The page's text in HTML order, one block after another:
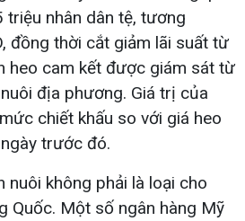
triệu nhân dân tệ, tương
đồng thời cắt giảm lãi suất từ
heo cam kết được giám sát từ
địa phương. Giá trị của
chiết khấu so với giá heo
trước đó.
nuôi không phải là loại cho
Quốc. Một số ngân hàng Mỹ